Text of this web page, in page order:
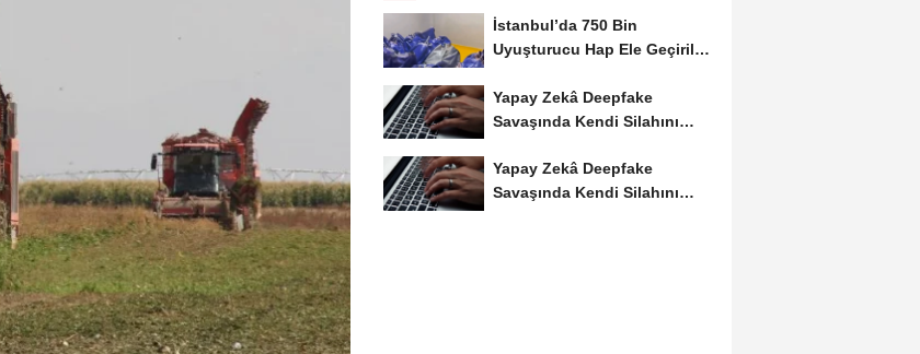
İstanbul’da 750 Bin
Uyuşturucu Hap Ele Geçirildi:
Yapay Zekâ Deepfake
Savaşında Kendi Silahını
Yapay Zekâ Deepfake
Savaşında Kendi Silahını